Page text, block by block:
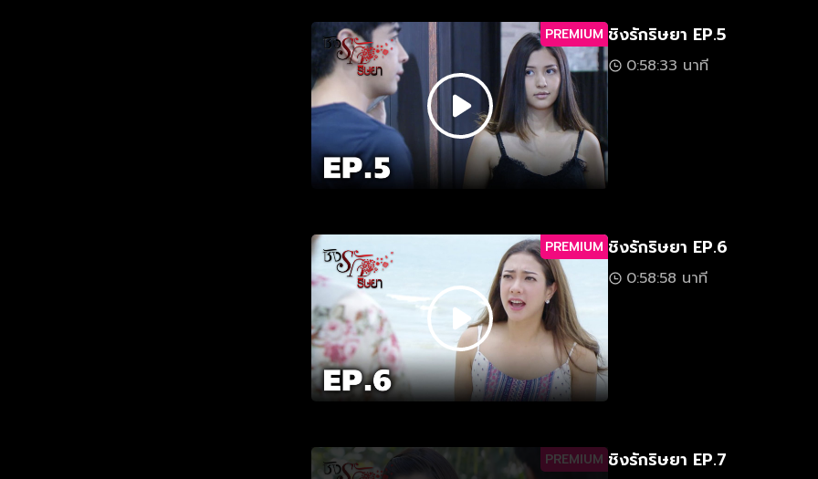
PREMIUM ชิงรักริษยา EP.5
0:58:33 นาที
PREMIUM ชิงรักริษยา EP.6
0:58:58 นาที
PREMIUM ชิงรักริษยา EP.7